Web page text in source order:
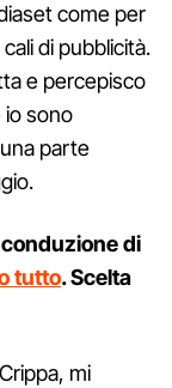
come per
di pubblicità.
e percepisco
io sono
parte
di
tutto. Scelta
mi